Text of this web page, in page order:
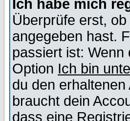
Ich habe mich
Überprüfe erst,
angegeben hast.
passiert ist: Wenn
Option Ich bin
du den
braucht dein
dass eine